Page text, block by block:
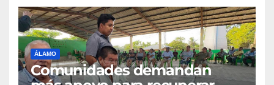
ÁLAMO
Comunidades demandan